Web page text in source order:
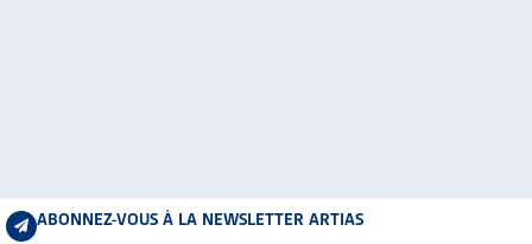
ABONNEZ-VOUS À LA NEWSLETTER ARTIAS